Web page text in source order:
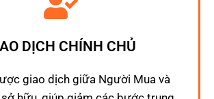
DỊCH CHÍNH CHỦ
giao dịch giữa Người Mua và